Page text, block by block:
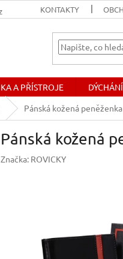
KONTAKTY
A PŘÍSTROJE DÝCHÁNÍ
Pánská kožená
Pánská kožená
Značka: ROVICKY